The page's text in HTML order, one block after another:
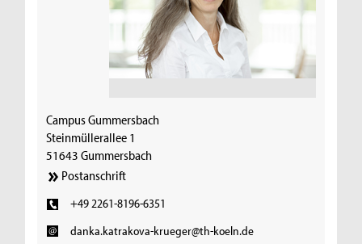
Campus Gummersbach
Steinmüllerallee 1
51643 Gummersbach
Postanschrift
+49 2261-8196-6351
danka.katrakova-krueger@th-koeln.de